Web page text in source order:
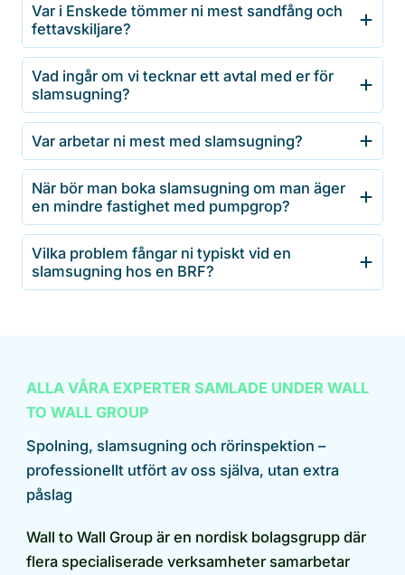
Var i Enskede tömmer ni mest sandfång och
fettavskiljare?
Vad ingår om vi tecknar ett avtal med er för
slamsugning?
Var arbetar ni mest med slamsugning?
När bör man boka slamsugning om man äger
en mindre fastighet med pumpgrop?
Vilka problem fångar ni typiskt vid en
slamsugning hos en BRF?
ALLA VÅRA EXPERTER SAMLADE UNDER WALL
TO WALL GROUP
Spolning, slamsugning och rörinspektion –
professionellt utfört av oss själva, utan extra
påslag
Wall to Wall Group är en nordisk bolagsgrupp där
flera specialiserade verksamheter samarbetar